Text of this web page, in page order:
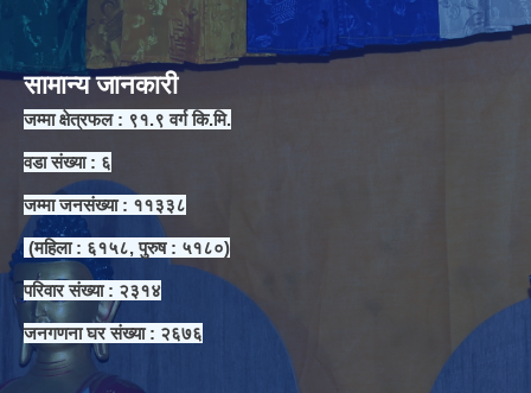
सामान्य जानकारी
जम्मा क्षेत्रफल : ९१.९ वर्ग कि.मि.
वडा संख्या : ६
जम्मा जनसंख्या : ११३३८
(महिला : ६१५८, पुरुष : ५१८०)
परिवार संख्या : २३१४
जनगणना घर संख्या : २६७६